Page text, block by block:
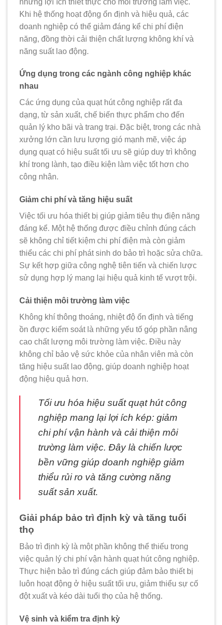
Khi hệ thống hoạt động ổn định và hiệu quả, các
doanh nghiệp có thể giảm đáng kể chi phí điện
năng, đồng thời cải thiện chất lượng không khí và
năng suất lao động.
Ứng dụng trong các ngành công nghiệp khác
nhau
Các ứng dụng của quạt hút công nghiệp rất đa
dạng, từ sản xuất, chế biến thực phẩm cho đến
quản lý kho bãi và trang trại. Đặc biệt, trong các nhà
xưởng lớn cần lưu lượng gió mạnh mẽ, việc áp
dụng quạt có hiệu suất tối ưu sẽ giúp duy trì không
khí trong lành, tạo điều kiện làm việc tốt hơn cho
công nhân.
Giảm chi phí và tăng hiệu suất
Việc tối ưu hóa thiết bị giúp giảm tiêu thụ điện năng
đáng kể. Một hệ thống được điều chỉnh đúng cách
sẽ không chỉ tiết kiệm chi phí điện mà còn giảm
thiểu các chi phí phát sinh do bảo trì hoặc sửa chữa.
Sự kết hợp giữa công nghệ tiên tiến và chiến lược
sử dụng hợp lý mang lại hiệu quả kinh tế vượt trội.
Cải thiện môi trường làm việc
Không khí thông thoáng, nhiệt độ ổn định và tiếng
ồn được kiểm soát là những yếu tố góp phần nâng
cao chất lượng môi trường làm việc. Điều này
không chỉ bảo vệ sức khỏe của nhân viên mà còn
tăng hiệu suất lao động, giúp doanh nghiệp hoạt
động hiệu quả hơn.
Tối ưu hóa hiệu suất quạt hút công
nghiệp mang lại lợi ích kép: giảm
chi phí vận hành và cải thiện môi
trường làm việc. Đây là chiến lược
bền vững giúp doanh nghiệp giảm
thiểu rủi ro và tăng cường năng
suất sản xuất.
Giải pháp bảo trì định kỳ và tăng tuổi
thọ
Bảo trì định kỳ là một phần không thể thiếu trong
việc quản lý chi phí vận hành quạt hút công nghiệp.
Thực hiện bảo trì đúng cách giúp đảm bảo thiết bị
luôn hoạt động ở hiệu suất tối ưu, giảm thiểu sự cố
đột xuất và kéo dài tuổi thọ của hệ thống.
Vệ sinh và kiểm tra định kỳ